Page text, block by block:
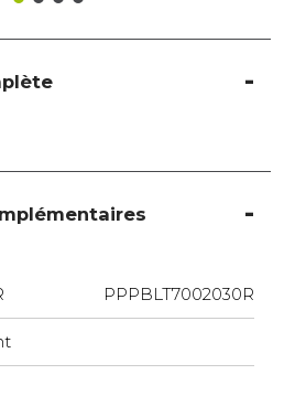
PPPBLT7002030R